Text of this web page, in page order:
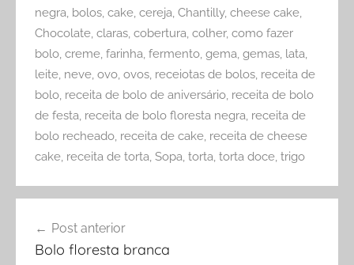
negra bolos cake cereja Chantilly, cheese cake
Chocolate claras cobertura colher, como fazer
bolo creme farinha fermento gema gemas lata
leite neve ovo ovos receiotas de bolos receita de
bolo receita de bolo de aniversário receita de bolo
de festa receita de bolo floresta negra receita de
bolo recheado receita de cake receita de cheese
cake receita de torta Sopa torta torta doce trigo
de
Post anterior
Bolo floresta branca